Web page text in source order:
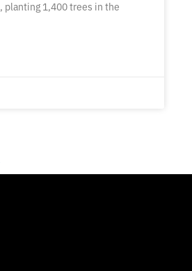
planting 1,400 trees in the